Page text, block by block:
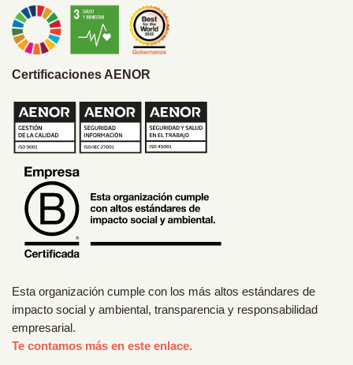
Certificaciones AENOR
Esta organización cumple con los más altos estándares de
impacto social y ambiental, transparencia y responsabilidad
empresarial.
Te contamos más en este enlace.